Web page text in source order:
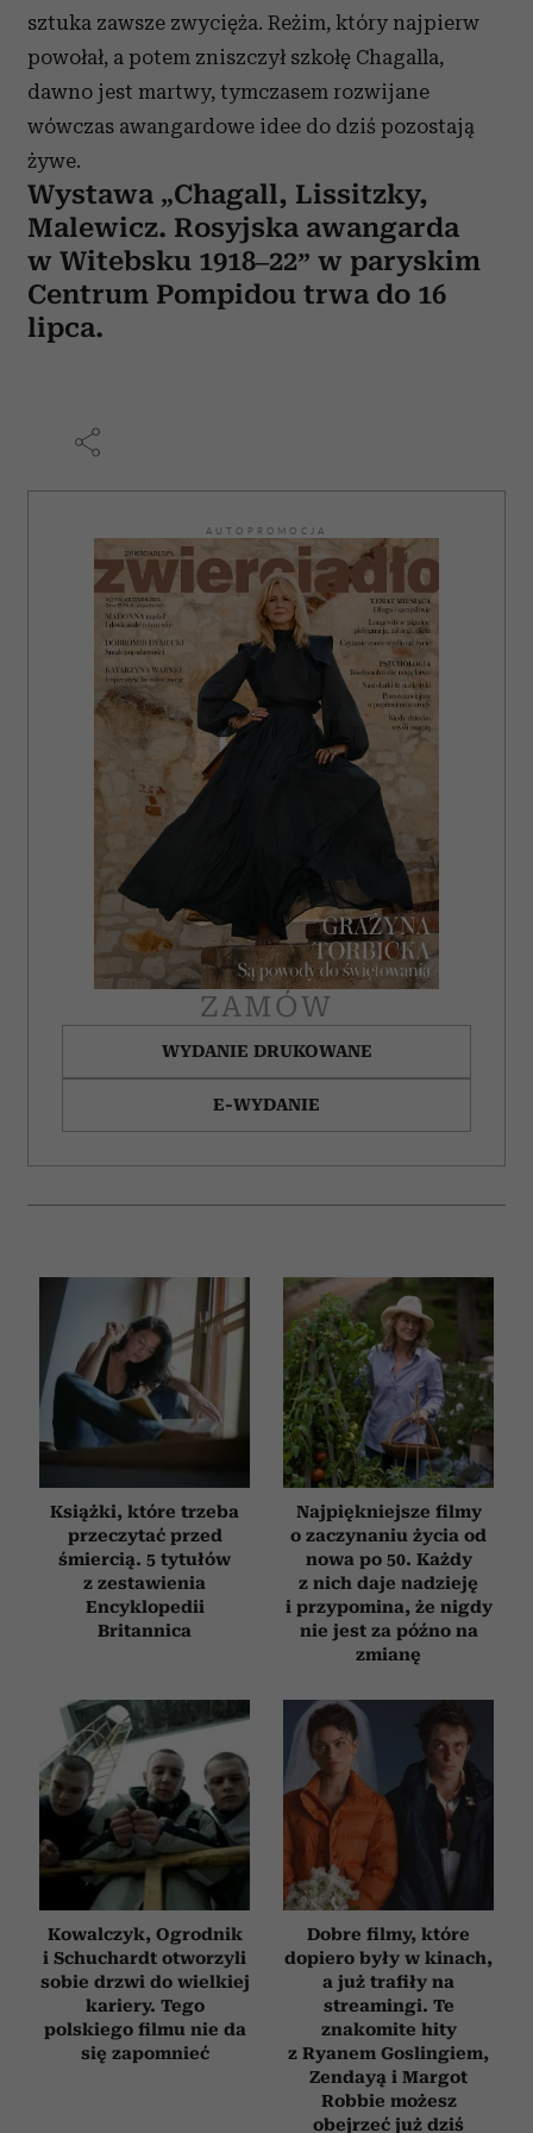
sztuka zawsze zwycięża. Reżim, który najpierw
powołał, a potem zniszczył szkołę Chagalla,
dawno jest martwy, tymczasem rozwijane
wówczas awangardowe idee do dziś pozostają
żywe.
Wystawa „Chagall, Lissitzky,
Malewicz. Rosyjska awangarda
w Witebsku 1918–22” w paryskim
Centrum Pompidou trwa do 16
lipca.
AUTOPROMOCJA
ZAMÓW
WYDANIE DRUKOWANE
E-WYDANIE
Książki, które trzeba
przeczytać przed
śmiercią. 5 tytułów
z zestawienia
Encyklopedii
Britannica
Najpiękniejsze filmy
o zaczynaniu życia od
nowa po 50. Każdy
z nich daje nadzieję
i przypomina, że nigdy
nie jest za późno na
zmianę
Kowalczyk, Ogrodnik
i Schuchardt otworzyli
sobie drzwi do wielkiej
kariery. Tego
polskiego filmu nie da
się zapomnieć
Dobre filmy, które
dopiero były w kinach,
a już trafiły na
streamingi. Te
znakomite hity
z Ryanem Goslingiem,
Zendayą i Margot
Robbie możesz
obejrzeć już dziś